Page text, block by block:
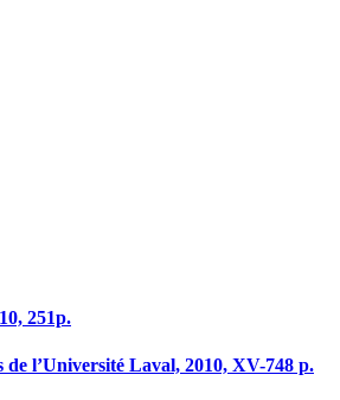
251p.
l’Université Laval, 2010, XV-748 p.